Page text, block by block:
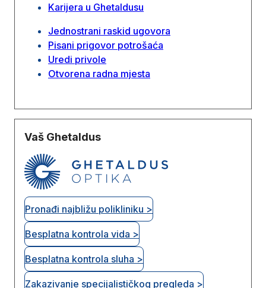
Karijera u Ghetaldusu
Jednostrani raskid ugovora
Pisani prigovor potrošaća
Uredi privole
Otvorena radna mjesta
Vaš Ghetaldus
Pronađi najbližu polikliniku >
Besplatna kontrola vida >
Besplatna kontrola sluha >
Zakazivanje specijalističkog pregleda >